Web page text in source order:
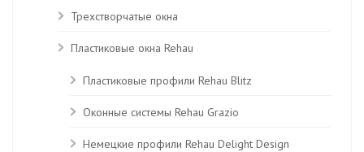
Трехстворчатые окна
Пластиковые окна Rehau
Пластиковые профили Rehau Blitz
Оконные системы Rehau Grazio
Немецкие профили Rehau Delight Design